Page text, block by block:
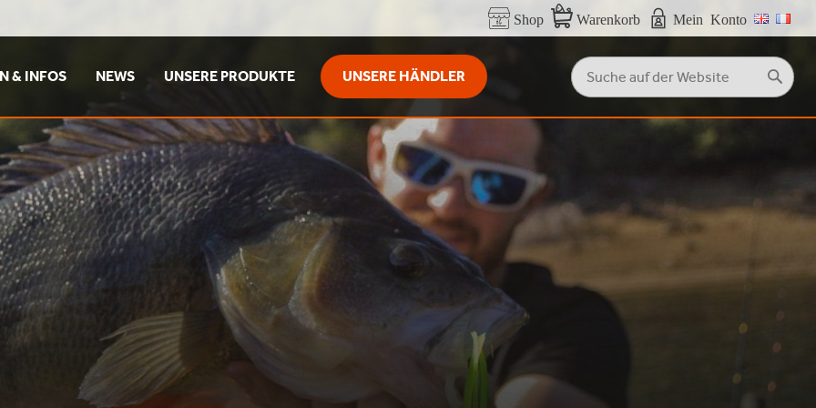
Shop Warenkorb Mein Konto
& INFOS NEWS UNSERE PRODUKTE UNSERE HÄNDLER
Suchen
nach: